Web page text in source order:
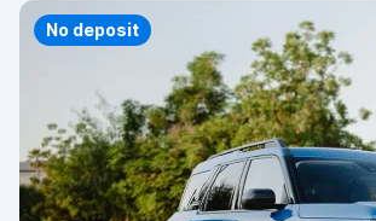
Priority
No deposit